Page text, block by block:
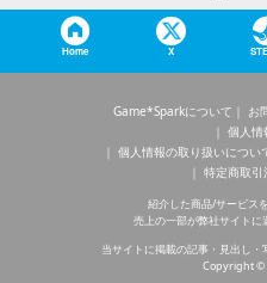
Home X
Game*Sparkについて お
個人情
個人情報の取り扱いについ
特定商取引
紹介した商品/サービス
売上の一部が弊社サイトに
当サイトに掲載の記事・見出し・
Copyright ©